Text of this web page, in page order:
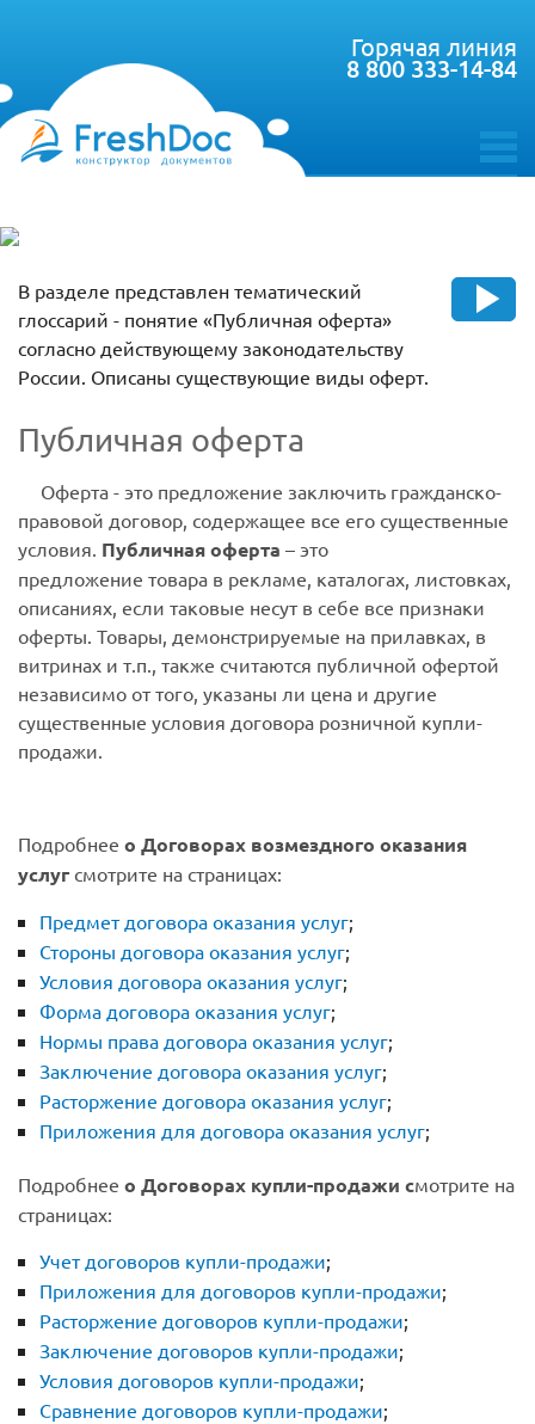
toggle
Горячая линия
8 800 333-14-84
В разделе представлен тематический
глоссарий - понятие «Публичная оферта»
согласно действующему законодательству
России. Описаны существующие виды оферт.
Публичная оферта
Оферта - это предложение заключить гражданско-
правовой договор, содержащее все его существенные
условия. Публичная оферта – это
предложение товара в рекламе, каталогах, листовках,
описаниях, если таковые несут в себе все признаки
оферты. Товары, демонстрируемые на прилавках, в
витринах и т.п., также считаются публичной офертой
независимо от того, указаны ли цена и другие
существенные условия договора розничной купли-
продажи.
Подробнее о Договорах возмездного оказания
услуг смотрите на страницах:
Предмет договора оказания услуг;
Стороны договора оказания услуг;
Условия договора оказания услуг;
Форма договора оказания услуг;
Нормы права договора оказания услуг;
Заключение договора оказания услуг;
Расторжение договора оказания услуг;
Приложения для договора оказания услуг;
Подробнее о Договорах купли-продажи смотрите на
страницах:
Учет договоров купли-продажи;
Приложения для договоров купли-продажи;
Расторжение договоров купли-продажи;
Заключение договоров купли-продажи;
Условия договоров купли-продажи;
Сравнение договоров купли-продажи;